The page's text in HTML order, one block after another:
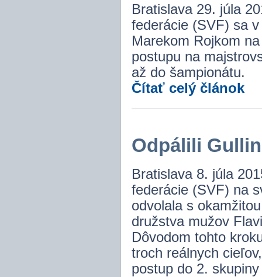
Bratislava 29. júla
federácie (SVF) sa
Marekom Rojkom
postupu na
až do šampionátu.
Čítať celý článok
Odpálili
Bratislava 8. júla
federácie (SVF) na
odvolala s
družstva mužov
Dôvodom tohto
troch reálnych
postup do 2.